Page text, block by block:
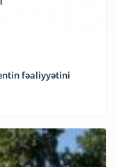
fəaliyyətini